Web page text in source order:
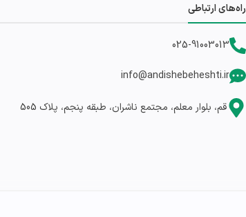
راه‌های ارتباطی
025-91003013
info@andishebeheshti.ir
قم، بلوار معلم، مجتمع ناشران، طبقه پنجم، پلاک 505